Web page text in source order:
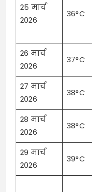
25 मार्च
2026
36°C
26 मार्च
2026
37°C
27 मार्च
2026
38°C
28 मार्च
2026
38°C
29 मार्च
2026
39°C